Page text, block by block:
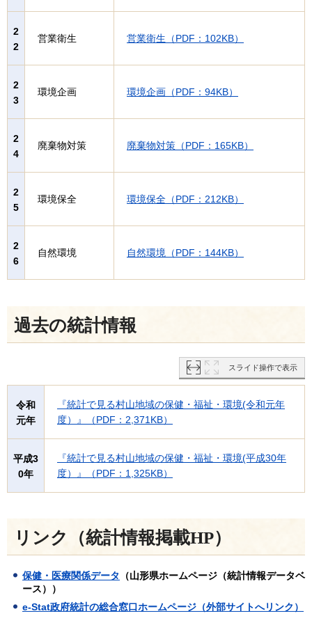
2
2
営業衛生 営業衛生（PDF：102KB）
2
3
環境企画 環境企画（PDF：94KB）
2
4
廃棄物対策 廃棄物対策（PDF：165KB）
2
5
環境保全 環境保全（PDF：212KB）
2
6
自然環境 自然環境（PDF：144KB）
過去の統計情報
スライド操作で表示
令和
元年
『統計で見る村山地域の保健・福祉・環境(令和元年
度）』（PDF：2,371KB）
平成3
0年
『統計で見る村山地域の保健・福祉・環境(平成30年
度）』（PDF：1,325KB）
リンク（統計情報掲載HP）
保健・医療関係データ
（山形県ホームページ（統計情報データベ
ース））
e-Stat政府統計の総合窓口ホームページ（外部サイトへリンク）